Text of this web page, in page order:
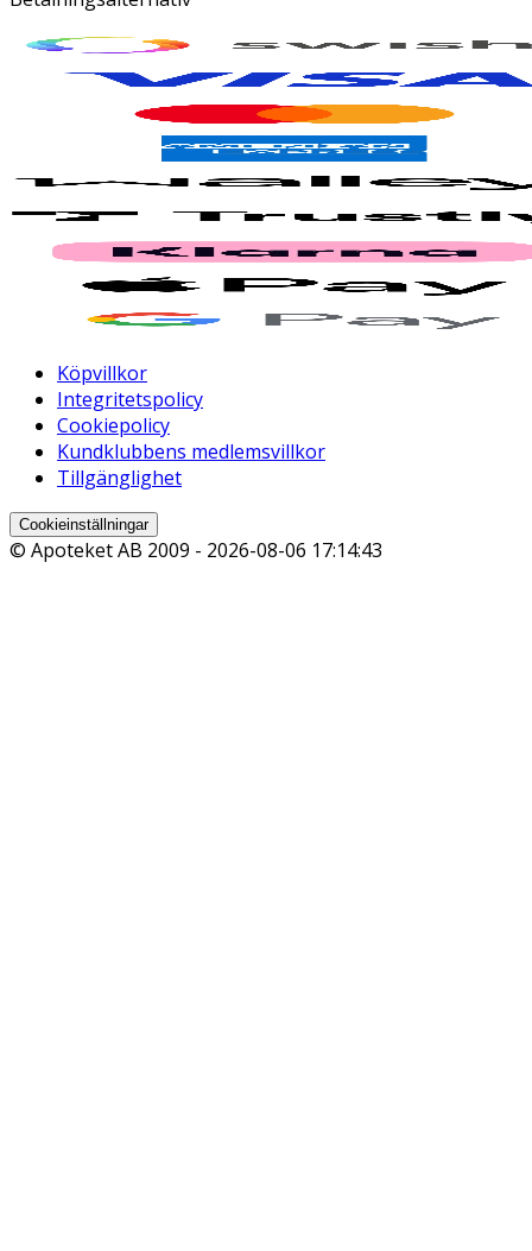
Köpvillkor
Integritetspolicy
Cookiepolicy
Kundklubbens medlemsvillkor
Tillgänglighet
Cookieinställningar
© Apoteket AB 2009 - 2026-08-06 17:14:43